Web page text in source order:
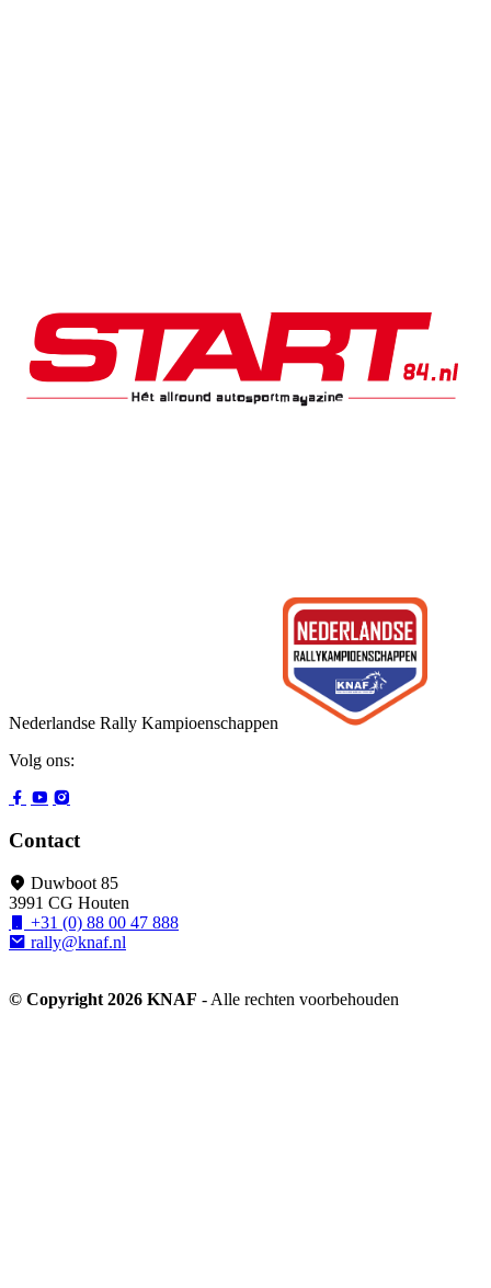
Nederlandse Rally Kampioenschappen
Volg ons:
Contact
Duwboot 85
3991 CG Houten
+31 (0) 88 00 47 888
rally@knaf.nl
© Copyright 2026 KNAF - Alle rechten voorbehouden